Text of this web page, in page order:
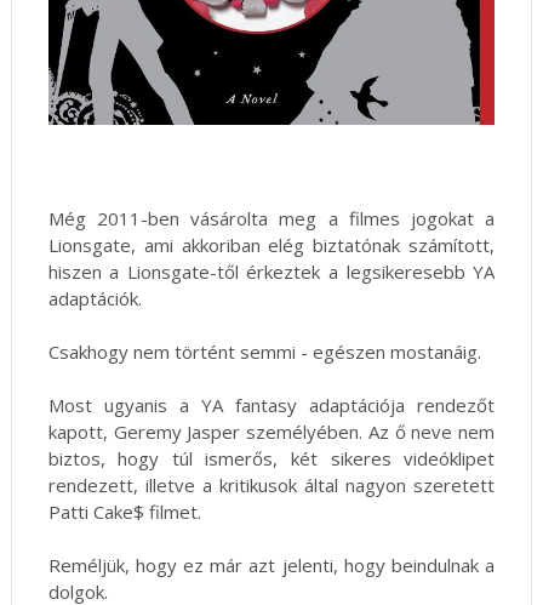
Még 2011-ben vásárolta meg a filmes jogokat a
Lionsgate, ami akkoriban elég biztatónak számított,
hiszen a Lionsgate-től érkeztek a legsikeresebb YA
adaptációk.
Csakhogy nem történt semmi - egészen mostanáig.
Most ugyanis a YA fantasy adaptációja rendezőt
kapott, Geremy Jasper személyében. Az ő neve nem
biztos, hogy túl ismerős, két sikeres videóklipet
rendezett, illetve a kritikusok által nagyon szeretett
Patti Cake$ filmet.
Reméljük, hogy ez már azt jelenti, hogy beindulnak a
dolgok.